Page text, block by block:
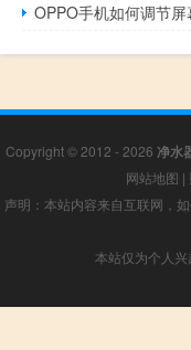
OPPO手机如何调节
Copyright © 2012 - 2026 净水
网站地图 |
声明：本站内容来自互联网，
本站仅为个人